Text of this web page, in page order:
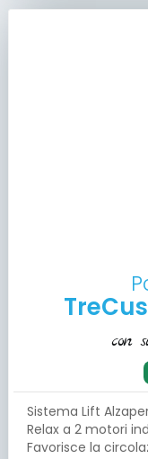
con
Sistema Lift
Relax a 2 motori
Favorisce la